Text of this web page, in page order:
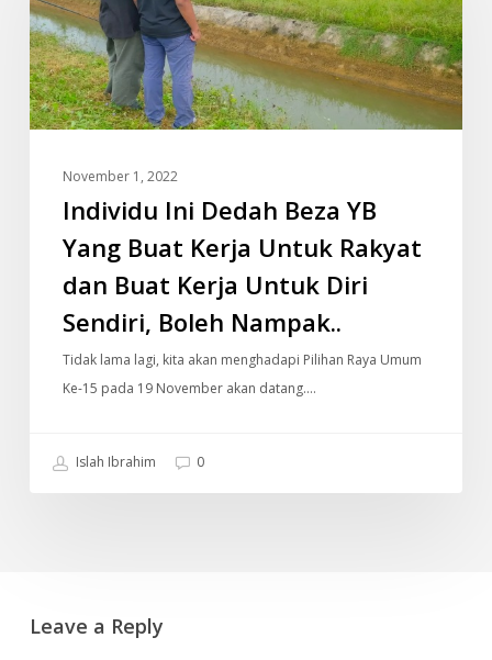
Beza
YB
Yang
Buat
Kerja
Rakyat
Untuk
Sendiri,
Boleh
November 1, 2022
Individu Ini Dedah Beza YB
Yang Buat Kerja Untuk Rakyat
dan Buat Kerja Untuk Diri
Sendiri, Boleh Nampak..
Tidak lama lagi, kita akan menghadapi Pilihan Raya Umum
Ke-15 pada 19 November akan datang.…
Islah Ibrahim 0
Leave a Reply